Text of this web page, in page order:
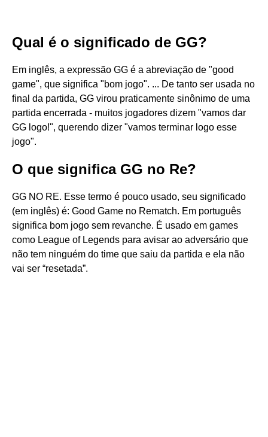
Qual é o significado de GG?
Em inglês, a expressão GG é a abreviação de "good
game", que significa "bom jogo". ... De tanto ser usada no
final da partida, GG virou praticamente sinônimo de uma
partida encerrada - muitos jogadores dizem "vamos dar
GG logo!", querendo dizer "vamos terminar logo esse
jogo".
O que significa GG no Re?
GG NO RE. Esse termo é pouco usado, seu significado
(em inglês) é: Good Game no Rematch. Em português
significa bom jogo sem revanche. É usado em games
como League of Legends para avisar ao adversário que
não tem ninguém do time que saiu da partida e ela não
vai ser “resetada”.